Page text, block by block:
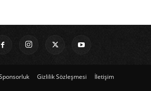
Gizlilik Sözleşmesi İletişim